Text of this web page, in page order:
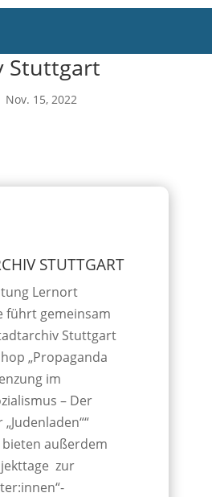
Stuttgart
Nov. 15, 2022
STUTTGART
Lernort
führt gemeinsam
Stuttgart
„Propaganda
im
– Der
außerdem
zur